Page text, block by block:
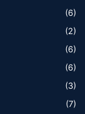
(6)
(2)
(6)
(6)
(3)
(7)